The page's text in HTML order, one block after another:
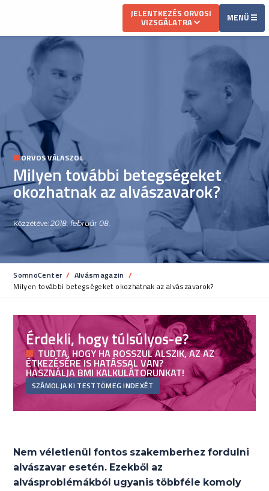
JELENTKEZÉS ORVOSI
VIZSGÁLATRA MENÜ
ORVOS VÁLASZOL
Milyen további betegségeket
okozhatnak az alvászavarok?
Közzétéve:2018. február 08.
SomnoCenter
Alvásmagazin
Current:
Milyen további betegségeket okozhatnak az alvászavarok?
Érdekli, hogy túlsúlyos-e?
TUDTA, HOGY HA ROSSZUL ALSZIK, AZ AZ
ÉTKEZÉSÉRE IS HATÁSSAL VAN?
HASZNÁLJA BMI KALKULÁTORUNKAT!
SZÁMOLJA KI TESTTÖMEG INDEXÉT
Nem véletlenül fontos szakemberhez fordulni
alvászavar esetén. Ezekből az
alvásproblémákból ugyanis többféle komoly